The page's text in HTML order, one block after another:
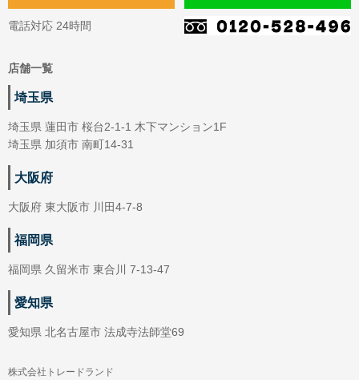
電話対応 24時間
店舗一覧
埼玉県
埼玉県 蓮田市 桜台2-1-1 木下マンション1F
埼玉県 加須市 南町14-31
大阪府
大阪府 東大阪市 川田4-7-8
福岡県
福岡県 久留米市 東合川 7-13-47
愛知県
愛知県 北名古屋市 法成寺法師堂69
株式会社トレードランド